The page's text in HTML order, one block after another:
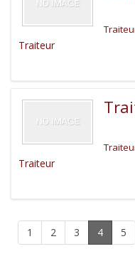
Traiteur
Traiteur
1 2 3 4 5